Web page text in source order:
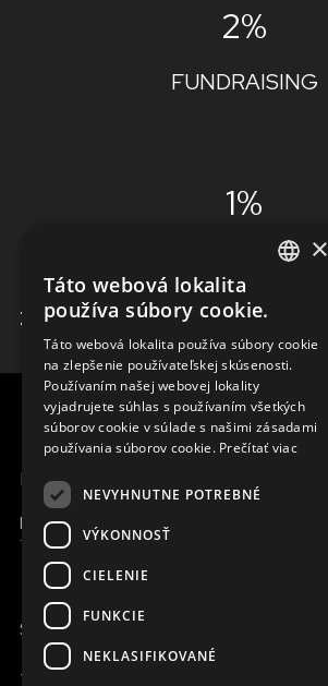
2%
FUNDRAISING
1%
ADMINISTRÁCIA
ZISTIŤ VIAC
MENU
Moja Magna
SME ONLINE
+421 917 827 827
CZECH
FRENCH
×
Táto webová lokalita
používa súbory cookie.
Táto webová lokalita používa súbory cookie
na zlepšenie používateľskej skúsenosti.
Používaním našej webovej lokality
vyjadrujete súhlas s používaním všetkých
súborov cookie v súlade s našimi zásadami
používania súborov cookie. Prečítať viac
NEVYHNUTNE POTREBNÉ
VÝKONNOSŤ
CIELENIE
FUNKCIE
NEKLASIFIKOVANÉ